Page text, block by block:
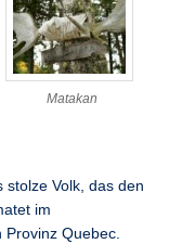
Matakan
stolze Volk, das den
im
Provinz Quebec.